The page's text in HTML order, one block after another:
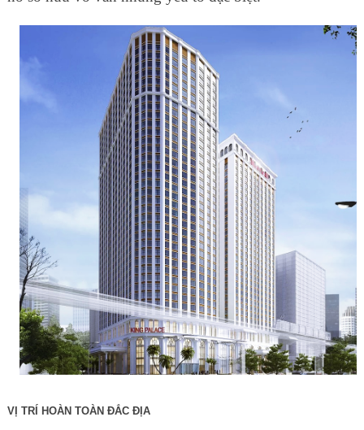
VỊ TRÍ HOÀN TOÀN ĐẮC ĐỊA